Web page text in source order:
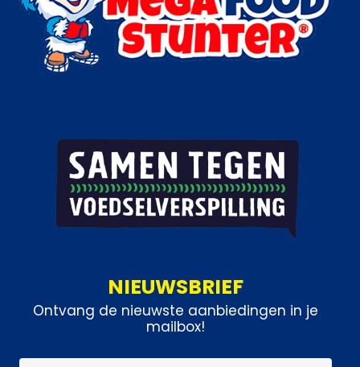
NIEUWSBRIEF
Ontvang de nieuwste aanbiedingen in je
mailbox!